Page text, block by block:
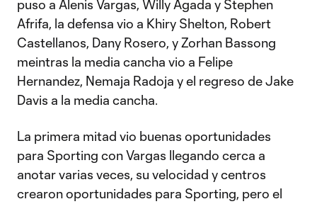
puso a Alenis Vargas, Willy Agada y Stephen
Afrifa, la defensa vio a Khiry Shelton, Robert
Castellanos, Dany Rosero, y Zorhan Bassong
meintras la media cancha vio a Felipe
Hernandez, Nemaja Radoja y el regreso de Jake
Davis a la media cancha.
La primera mitad vio buenas oportunidades
para Sporting con Vargas llegando cerca a
anotar varias veces, su velocidad y centros
crearon oportunidades para Sporting, pero el